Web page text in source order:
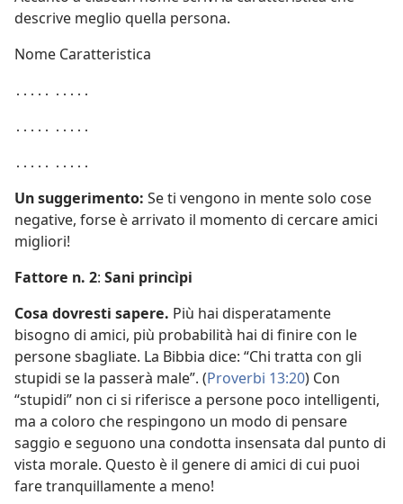
descrive meglio quella persona.
Nome Caratteristica
․․․․․ ․․․․․
․․․․․ ․․․․․
․․․․․ ․․․․․
Un suggerimento: Se ti vengono in mente solo cose
negative, forse è arrivato il momento di cercare amici
migliori!
Fattore n. 2: Sani princìpi
Cosa dovresti sapere. Più hai disperatamente
bisogno di amici, più probabilità hai di finire con le
persone sbagliate. La Bibbia dice: “Chi tratta con gli
stupidi se la passerà male”. (Proverbi 13:20) Con
“stupidi” non ci si riferisce a persone poco intelligenti,
ma a coloro che respingono un modo di pensare
saggio e seguono una condotta insensata dal punto di
vista morale. Questo è il genere di amici di cui puoi
fare tranquillamente a meno!